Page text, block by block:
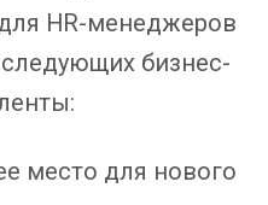
HR-менеджеров
бизнес-
место для нового